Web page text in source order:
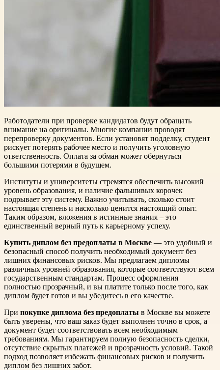
Работодатели при проверке кандидатов будут обращать
внимание на оригиналы. Многие компании проводят
перепроверку документов. Если установят подделку, студент
рискует потерять рабочее место и получить уголовную
ответственность. Оплата за обман может обернуться
большими потерями в будущем.
Институты и университеты стремятся обеспечить высокий
уровень образования, и наличие фальшивых корочек
подрывает эту систему. Важно учитывать, сколько стоит
настоящая степень и насколько ценится настоящий опыт.
Таким образом, вложения в истинные знания – это
единственный верный путь к карьерному успеху.
Купить диплом без предоплаты в Москве — это удобный и
безопасный способ получить необходимый документ без
лишних финансовых рисков. Мы предлагаем дипломы
различных уровней образования, которые соответствуют всем
государственным стандартам. Процесс оформления
полностью прозрачный, и вы платите только после того, как
диплом будет готов и вы убедитесь в его качестве.
При покупке диплома без предоплаты в Москве вы можете
быть уверены, что ваш заказ будет выполнен точно в срок, а
документ будет соответствовать всем необходимым
требованиям. Мы гарантируем полную безопасность сделки,
отсутствие скрытых платежей и прозрачность условий. Такой
подход позволяет избежать финансовых рисков и получить
диплом без лишних забот.